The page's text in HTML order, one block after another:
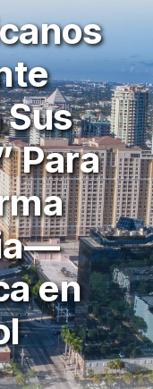
Sus
Para
en